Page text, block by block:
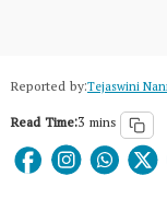
Reported by:Tejaswini
Read Time:3 mins